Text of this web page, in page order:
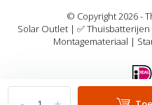
© Copyright 2026 -
Solar Outlet | ✅
Montagemateriaal |